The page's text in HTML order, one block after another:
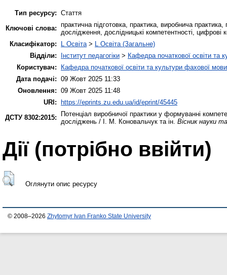
Тип ресурсу: Стаття
Ключові слова: практична підготовка, практика, виробнича практика,
дослідження, дослідницькі компетентності, цифрові
Класифікатор:
L Освіта > L Освіта (Загальне)
Відділи:
Інститут педагогіки > Кафедра початкової освіти та
Користувач:
Кафедра початкової освіти та культури фахової мови
Дата подачі: 09 Жовт 2025 11:33
Оновлення: 09 Жовт 2025 11:48
URI: https://eprints.zu.edu.ua/id/eprint/45445
ДСТУ 8302:2015:
Потенціал виробничої практики у формуванні
досліджень / І. М. Коновальчук та ін. Вісник науки
Дії ​​(потрібно ввійти)
Оглянути опис ресурсу
© 2008–2026 Zhytomyr Ivan Franko State University